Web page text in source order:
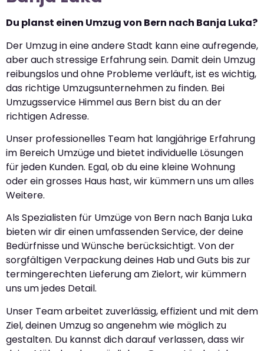
Du planst einen Umzug von Bern nach Banja Luka?
Der Umzug in eine andere Stadt kann eine aufregende,
aber auch stressige Erfahrung sein. Damit dein Umzug
reibungslos und ohne Probleme verläuft, ist es wichtig,
das richtige Umzugsunternehmen zu finden. Bei
Umzugsservice Himmel aus Bern bist du an der
richtigen Adresse.
Unser professionelles Team hat langjährige Erfahrung
im Bereich Umzüge und bietet individuelle Lösungen
für jeden Kunden. Egal, ob du eine kleine Wohnung
oder ein grosses Haus hast, wir kümmern uns um alles
Weitere.
Als Spezialisten für Umzüge von Bern nach Banja Luka
bieten wir dir einen umfassenden Service, der deine
Bedürfnisse und Wünsche berücksichtigt. Von der
sorgfältigen Verpackung deines Hab und Guts bis zur
termingerechten Lieferung am Zielort, wir kümmern
uns um jedes Detail.
Unser Team arbeitet zuverlässig, effizient und mit dem
Ziel, deinen Umzug so angenehm wie möglich zu
gestalten. Du kannst dich darauf verlassen, dass wir